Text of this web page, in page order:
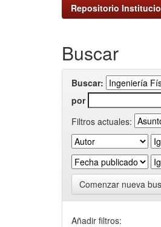
Repositorio
Buscar
Buscar:
por
Filtros actuales:
Comenzar nueva
Añadir filtros: